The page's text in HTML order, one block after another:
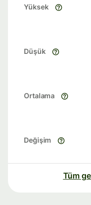
Yüksek
Düşük
Ortalama
Değişim
Tüm